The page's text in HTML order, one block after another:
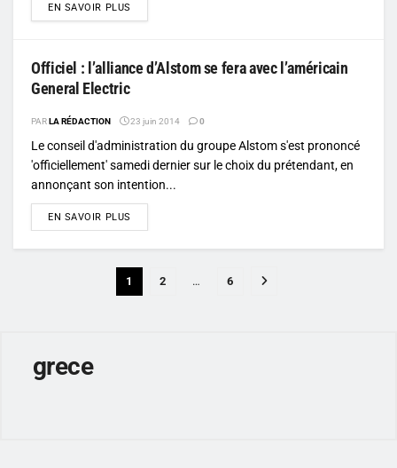
EN SAVOIR PLUS
Officiel : l’alliance d’Alstom se fera avec l’américain
General Electric
PARLA RÉDACTION 23 juin 2014 0
Le conseil d'administration du groupe Alstom s'est prononcé
'officiellement' samedi dernier sur le choix du prétendant, en
annonçant son intention...
EN SAVOIR PLUS
1 2 … 6
grece